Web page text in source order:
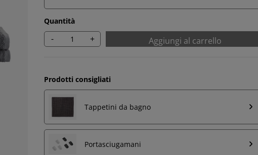
Quantità
- + Aggiungi al carrello
Prodotti consigliati
Tappetini da bagno
Portasciugamani